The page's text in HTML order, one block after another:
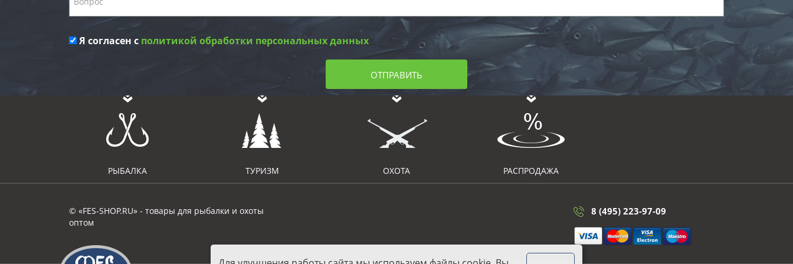
Я согласен с политикой обработки персональных данных
ОТПРАВИТЬ
РЫБАЛКА ТУРИЗМ ОХОТА РАСПРОДАЖА
© «FES-SHOP.RU» - товары для рыбалки и охоты
оптом
8 (495) 223-97-09